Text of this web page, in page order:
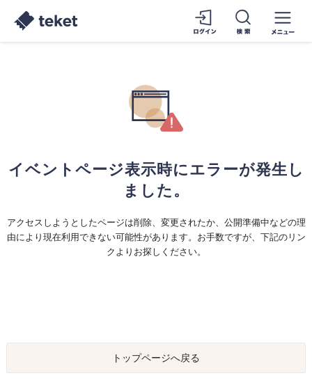
イベントページ表示時にエラーが発生し
ました。
アクセスしようとしたページは削除、変更されたか、公開準備中などの理
由により現在利用できない可能性があります。お手数ですが、下記のリン
クよりお探しください。
トップページへ戻る